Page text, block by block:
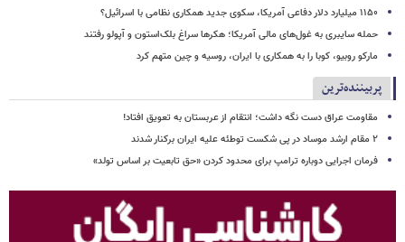
۱۱۵۰ میلیارد دلار دفاعی آمریکا، سکوی جدید همکاری نظامی با اسرائیل؟
حمله سایبری به غول‌های مالی آمریکا؛ هکرها سراغ بلک‌استون و آپولو رفتند
مارکو روبیو، کوبا را به همکاری با ایران، روسیه و چین متهم کرد
پربیننده‌ترین
مقاومت عراق دست نگه داشت؛ انتقام از عربستان به تعویق افتاد!
۲ مقام‌ ارشد موساد در پی شکست توطئه علیه ایران برکنار شدند
فرمان اجرایی دوباره ترامپ برای محدود کردن «حق تابعیت بر اساس تولد»